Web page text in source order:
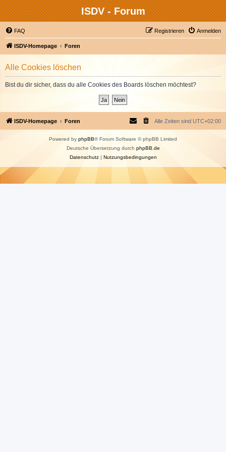
ISDV - Forum
FAQ Anmelden
Registrieren
ISDV-Homepage Foren
Alle Cookies löschen
Bist du dir sicher, dass du alle Cookies des Boards löschen möchtest?
ISDV-Homepage Foren Alle Zeiten sind UTC+02:00
Powered by phpBB® Forum Software © phpBB Limited
Deutsche Übersetzung durch phpBB.de
Datenschutz| Nutzungsbedingungen